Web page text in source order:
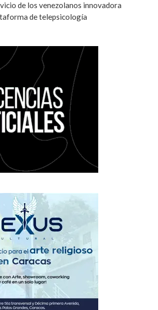
de los venezolanos innovadora
de telepsicología